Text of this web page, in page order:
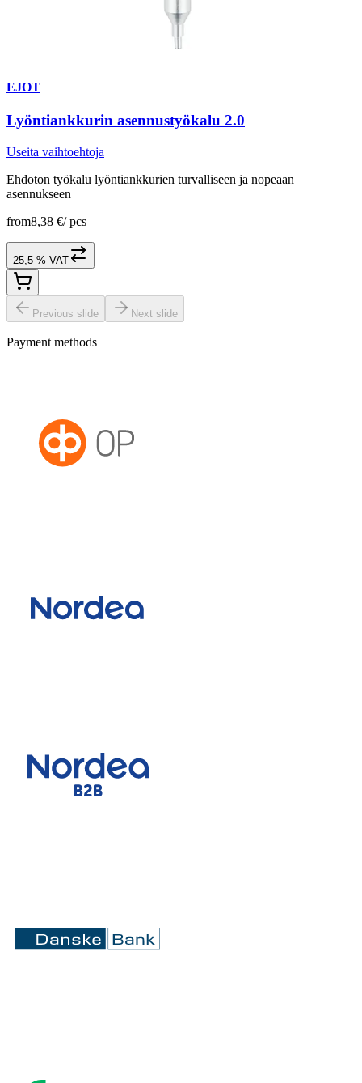
EJOT
Lyöntiankkurin asennustyökalu 2.0
Useita vaihtoehtoja
Ehdoton työkalu lyöntiankkurien turvalliseen ja nopeaan
asennukseen
from8,38 €/ pcs
25,5 % VAT
Previous slide Next slide
Payment methods